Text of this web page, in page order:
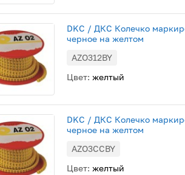
DKC / ДКС Колечко
черное на желтом
AZO312BY
Цвет: желтый
DKC / ДКС Колечко
черное на желтом
AZO3CCBY
Цвет: желтый